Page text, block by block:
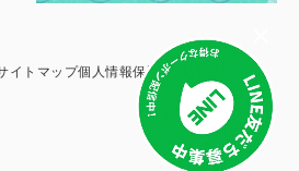
イトマップ個人情報保護方針